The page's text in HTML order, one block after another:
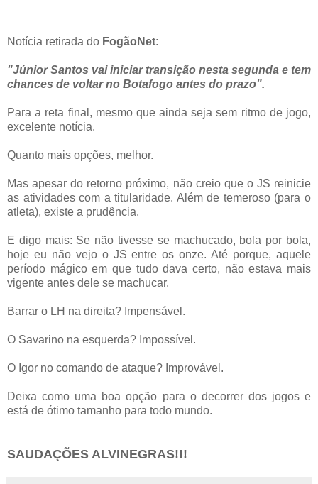
Notícia retirada do FogãoNet:
"Júnior Santos vai iniciar transição nesta segunda e tem
chances de voltar no Botafogo antes do prazo".
Para a reta final, mesmo que ainda seja sem ritmo de jogo,
excelente notícia.
Quanto mais opções, melhor.
Mas apesar do retorno próximo, não creio que o JS reinicie
as atividades com a titularidade. Além de temeroso (para o
atleta), existe a prudência.
E digo mais: Se não tivesse se machucado, bola por bola,
hoje eu não vejo o JS entre os onze. Até porque, aquele
período mágico em que tudo dava certo, não estava mais
vigente antes dele se machucar.
Barrar o LH na direita? Impensável.
O Savarino na esquerda? Impossível.
O Igor no comando de ataque? Improvável.
Deixa como uma boa opção para o decorrer dos jogos e
está de ótimo tamanho para todo mundo.
SAUDAÇÕES ALVINEGRAS!!!